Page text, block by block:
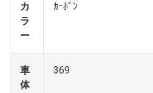
カ
ラ
ー
ｶｰﾎﾞﾝ
車
体
369